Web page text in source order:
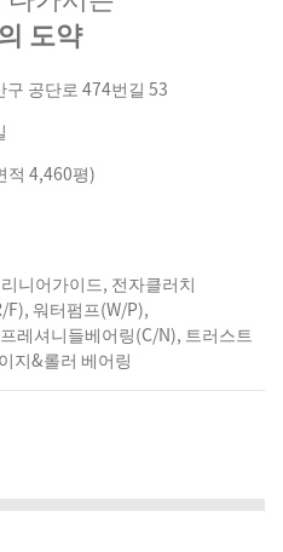
도약
구 공단로 474번길 53
적 4,460평)
니어가이드, 전자클러치
F), 워터펌프(W/P),
레셔니들베어링(C/N), 트러스트
지&롤러 베어링